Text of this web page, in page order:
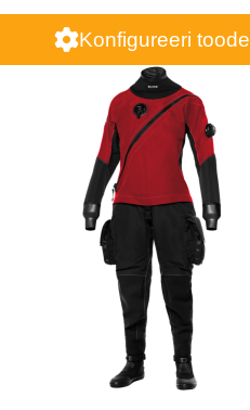
Konfigureeri toode